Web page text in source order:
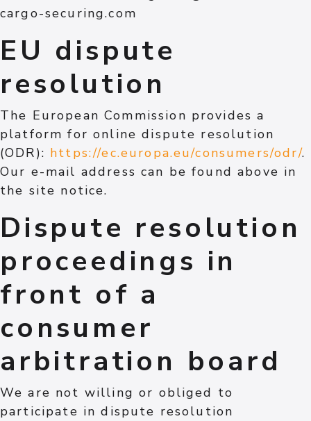
cargo-securing.com
EU dispute
resolution
The European Commission provides a
platform for online dispute resolution
(ODR): https://ec.europa.eu/consumers/odr/.
Our e-mail address can be found above in
the site notice.
Dispute resolution
proceedings in
front of a
consumer
arbitration board
We are not willing or obliged to
participate in dispute resolution